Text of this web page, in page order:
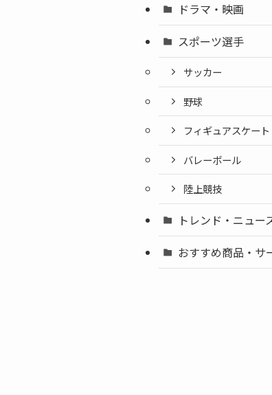
ドラマ・映画
スポーツ選手
サッカー
野球
フィギュアスケート
バレーボール
陸上競技
トレンド・ニュー
おすすめ商品・サ